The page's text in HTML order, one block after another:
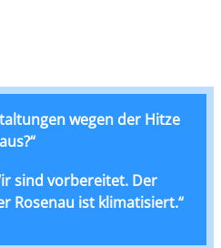
wegen der Hitze
aus?“
sind vorbereitet. Der
Rosenau ist klimatisiert.“